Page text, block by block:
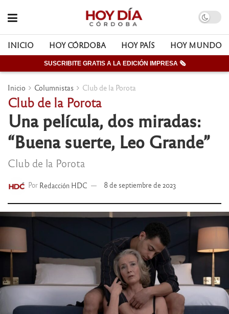
INICIO HOY CÓRDOBA HOY PAÍS HOY MUNDO
SUSCRIBITE GRATIS A LA EDICIÓN IMPRESA 🗞
Inicio Columnistas Club de la Porota
Club de la Porota
Una película, dos miradas:
“Buena suerte, Leo Grande”
Club de la Porota
Por Redacción HDC 8 de septiembre de 2023